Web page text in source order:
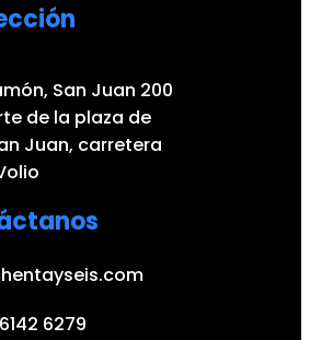
San Juan 200
de la plaza de
Juan, carretera
6279